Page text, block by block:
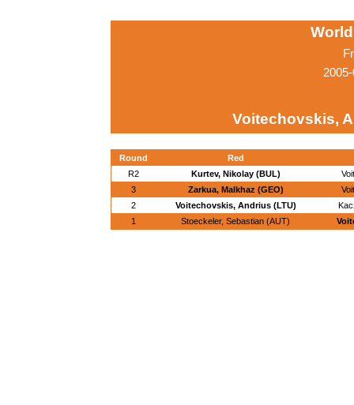
Voitechovskis,
Round
Red
R2
Kurtev, Nikolay (BUL)
3
Zarkua, Malkhaz (GEO)
2
Voitechovskis, Andrius (LTU)
1
Stoeckeler, Sebastian (AUT)